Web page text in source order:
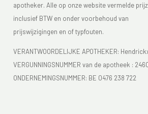
apotheker. Alle op onze website vermelde
inclusief BTW en onder voorbehoud van
prijswijzigingen en of typfouten.
VERANTWOORDELIJKE APOTHEKER:
VERGUNNINGSNUMMER van de apotheek :
ONDERNEMINGSNUMMER: BE 0476 238 722